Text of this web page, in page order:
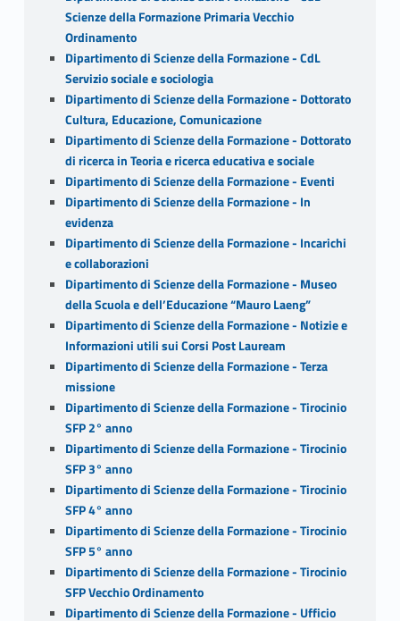
Scienze della Formazione Primaria Vecchio
Ordinamento
Dipartimento di Scienze della Formazione - CdL
Servizio sociale e sociologia
Dipartimento di Scienze della Formazione - Dottorato
Cultura, Educazione, Comunicazione
Dipartimento di Scienze della Formazione - Dottorato
di ricerca in Teoria e ricerca educativa e sociale
Dipartimento di Scienze della Formazione - Eventi
Dipartimento di Scienze della Formazione - In
evidenza
Dipartimento di Scienze della Formazione - Incarichi
e collaborazioni
Dipartimento di Scienze della Formazione - Museo
della Scuola e dell’Educazione “Mauro Laeng”
Dipartimento di Scienze della Formazione - Notizie e
Informazioni utili sui Corsi Post Lauream
Dipartimento di Scienze della Formazione - Terza
missione
Dipartimento di Scienze della Formazione - Tirocinio
SFP 2° anno
Dipartimento di Scienze della Formazione - Tirocinio
SFP 3° anno
Dipartimento di Scienze della Formazione - Tirocinio
SFP 4° anno
Dipartimento di Scienze della Formazione - Tirocinio
SFP 5° anno
Dipartimento di Scienze della Formazione - Tirocinio
SFP Vecchio Ordinamento
Dipartimento di Scienze della Formazione - Ufficio